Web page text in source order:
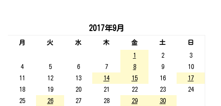
2017年9月
月 火 水 木 金 土
日
1
2
3
4
5 6 7 8 9
10
11
12 13 14 15 16
17
18
19 20 21 22 23
24
25
26 27 28 29 30